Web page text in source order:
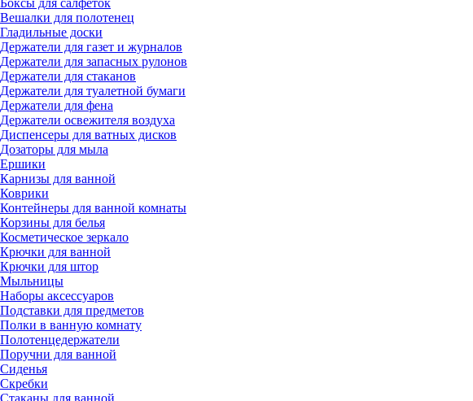
Боксы для салфеток
Вешалки для полотенец
Гладильные доски
Держатели для газет и журналов
Держатели для запасных рулонов
Держатели для стаканов
Держатели для туалетной бумаги
Держатели для фена
Держатели освежителя воздуха
Диспенсеры для ватных дисков
Дозаторы для мыла
Ершики
Карнизы для ванной
Коврики
Контейнеры для ванной комнаты
Корзины для белья
Косметическое зеркало
Крючки для ванной
Крючки для штор
Мыльницы
Наборы аксессуаров
Подставки для предметов
Полки в ванную комнату
Полотенцедержатели
Поручни для ванной
Сиденья
Скребки
Стаканы для ванной